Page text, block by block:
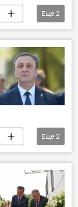
Еще 2
Еще 2